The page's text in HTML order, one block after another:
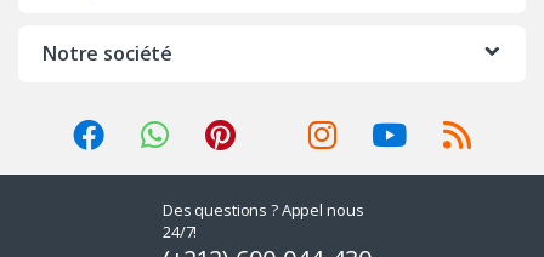
Notre société
Des questions ? Appel nous
24/7!